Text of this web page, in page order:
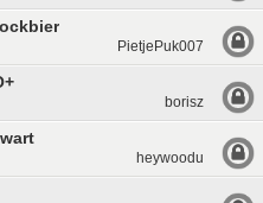
PietjePuk007
borisz
heywoodu